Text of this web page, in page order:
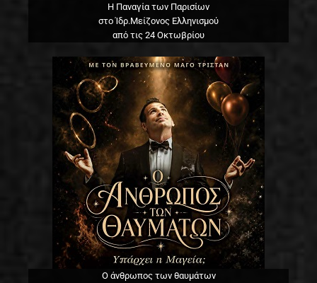
Η Παναγία των Παρισίων
στο Ίδρ.Μείζονος Ελληνισμού
από τις 24 Οκτωβρίου
Ο άνθρωπος των θαυμάτων